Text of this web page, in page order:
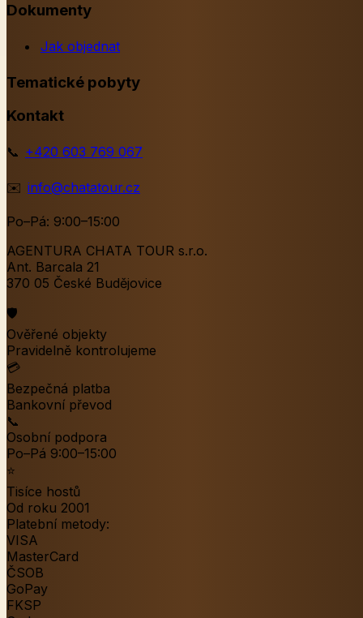
Dokumenty
Jak objednat
Tematické pobyty
Kontakt
📞 +420 603 769 067
✉️ info@chatatour.cz
Po–Pá: 9:00–15:00
AGENTURA CHATA TOUR s.r.o.
Ant. Barcala 21
370 05 České Budějovice
🛡️
Ověřené objekty
Pravidelně kontrolujeme
💳
Bezpečná platba
Bankovní převod
📞
Osobní podpora
Po–Pá 9:00–15:00
⭐
Tisíce hostů
Od roku 2001
Platební metody:
VISA
MasterCard
ČSOB
GoPay
FKSP